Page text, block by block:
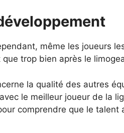
même les joueurs
que trop bien après le
la qualité des autres
le meilleur joueur de la
comprendre que le